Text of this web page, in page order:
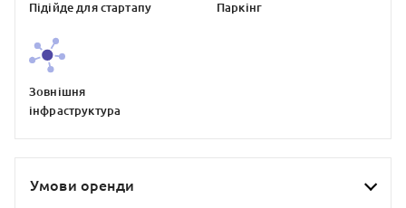
Пiдiйде для стартапу Паркiнг
Зовнiшня
iнфраструктура
Умови оренди